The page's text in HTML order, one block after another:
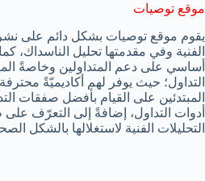
موقع توصيات
يقوم موقع توصيات بشكل دائم على نشر
الفنية وفي مقدمتها تحليل الناسداك،
أساسي على دعم المتداولين وخاصةً
التداول؛ حيث يوفر لهم أكاديميّةً
المبتدئين على القيام بأفضل صفقات
أدوات التداول، إضافةً إلى التعرّف
التحليلات الفنية لاستغلالها بالشكل